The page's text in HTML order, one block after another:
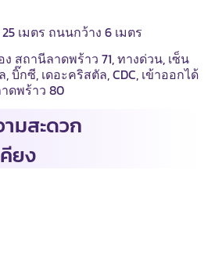
เมตร ถนนกว้าง 6 เมตร
สถานีลาดพร้าว 71, ทางด่วน, เซ็น
บิ๊กซี, เดอะคริสตัล, CDC, เข้าออกได้
ดพร้าว 80
มสะดวก
ยง